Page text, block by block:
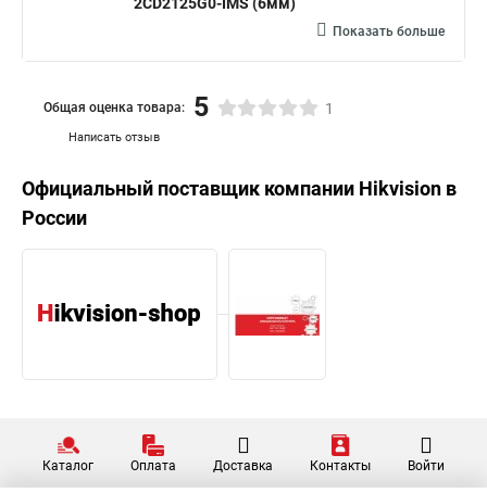
Показать больше
Написать отзыв
Общая оценка товара: 5 1
Официальный поставщик компании Hikvision в
России
Каталог Оплата Доставка Контакты Войти